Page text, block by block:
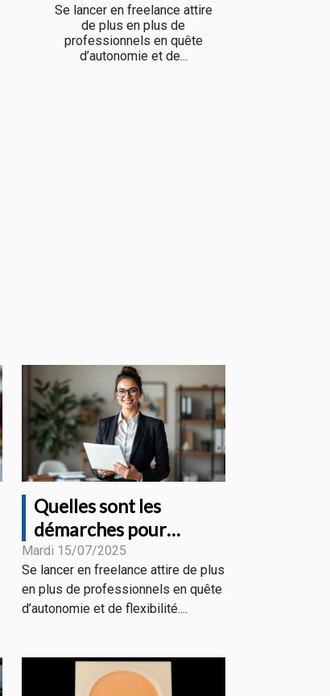
Se lancer en freelance attire
de plus en plus de
professionnels en quête
d’autonomie et de...
Quelles sont les
démarches pour
devenir freelance en
portage salarial ?
Mardi 15/07/2025
Se lancer en freelance attire de plus
en plus de professionnels en quête
d’autonomie et de flexibilité....